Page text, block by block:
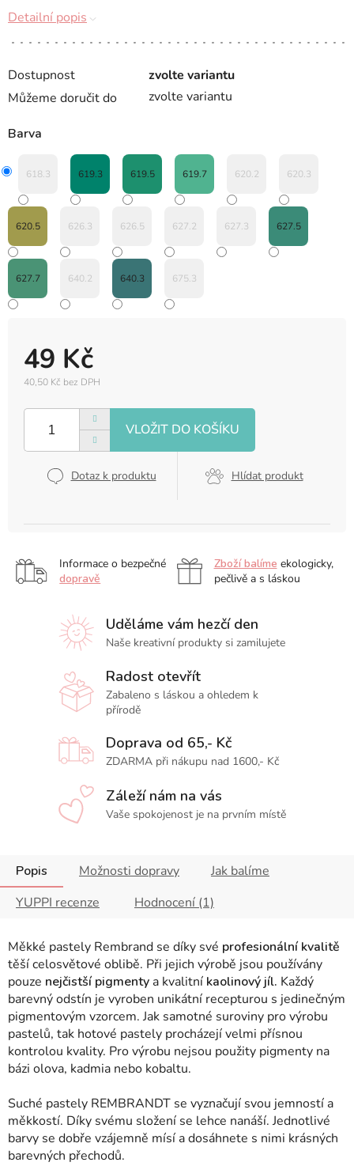
Dostupnost
zvolte variantu
Můžeme doručit do
zvolte variantu
49 Kč
40,50 Kč bez DPH
cena:
Dotaz k produktu Hlídat produkt
Barva
618.3 619.3 619.5 619.7 620.2 620.3
620.5 626.3 626.5 627.2 627.3 627.5
627.7 640.2 640.3 675.3
Detailní popis
Informace o bezpečné
dopravě
Zboží balíme ekologicky,
pečlivě a s láskou
Uděláme vám hezčí den
Naše kreativní produkty si zamilujete
Radost otevřít
Zabaleno s láskou a ohledem k
přírodě
Doprava od 65,- Kč
ZDARMA při nákupu nad 1600,- Kč
Záleží nám na vás
Vaše spokojenost je na prvním místě
Popis Možnosti dopravy
Jak balíme
YUPPI recenze
Hodnocení (1)
Měkké pastely Rembrand se díky své profesionální kvalitě
těší celosvětové oblibě. Při jejich výrobě jsou používány
pouze nejčistší pigmenty a kvalitní kaolinový jíl. Každý
barevný odstín je vyroben unikátní recepturou s jedinečným
pigmentovým vzorcem. Jak samotné suroviny pro výrobu
pastelů, tak hotové pastely procházejí velmi přísnou
kontrolou kvality. Pro výrobu nejsou použity pigmenty na
bázi olova, kadmia nebo kobaltu.
Suché pastely REMBRANDT se vyznačují svou jemností a
měkkostí. Díky svému složení se lehce nanáší. Jednotlivé
barvy se dobře vzájemně mísí a dosáhnete s nimi krásných
barevných přechodů.